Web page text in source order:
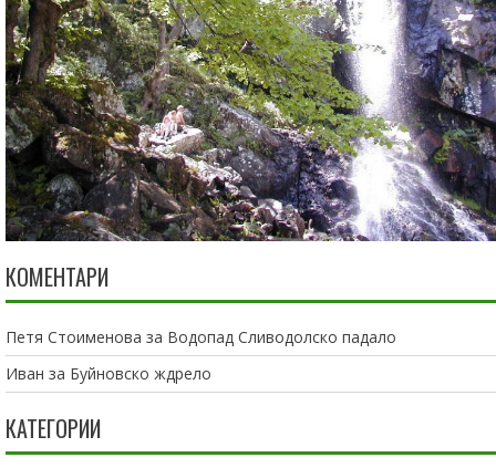
КОМЕНТАРИ
Петя Стоименова за Водопад Сливодолско падало
Иван за Буйновско ждрело
КАТЕГОРИИ